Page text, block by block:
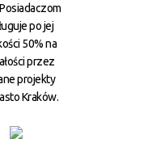
po jej
50% na
przez
projekty
Kraków.